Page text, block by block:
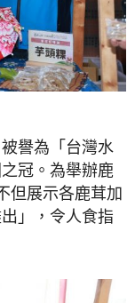
譽為「台灣水
冠。為舉辦鹿
但展示各鹿茸加
」，令人食指